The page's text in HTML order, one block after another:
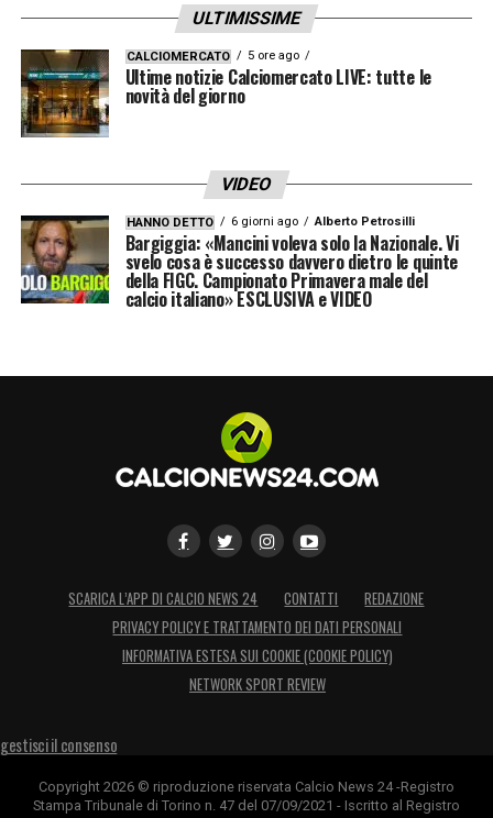
ULTIMISSIME
CALCIOMERCATO 5 ore ago
Ultime notizie Calciomercato LIVE: tutte le
novità del giorno
VIDEO
HANNO DETTO 6 giorni ago Alberto Petrosilli
Bargiggia: «Mancini voleva solo la Nazionale. Vi
svelo cosa è successo davvero dietro le quinte
della FIGC. Campionato Primavera male del
calcio italiano» ESCLUSIVA e VIDEO
SCARICA L’APP DI CALCIO NEWS 24 CONTATTI
REDAZIONE
PRIVACY POLICY E TRATTAMENTO DEI DATI PERSONALI
INFORMATIVA ESTESA SUI COOKIE (COOKIE POLICY)
NETWORK SPORT REVIEW
gestisci il consenso
Copyright 2026 © riproduzione riservata Calcio News 24 -Registro
Stampa Tribunale di Torino n. 47 del 07/09/2021 - Iscritto al Registro